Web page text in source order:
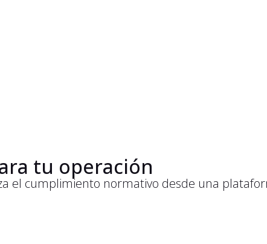
tu operación
el cumplimiento normativo desde una